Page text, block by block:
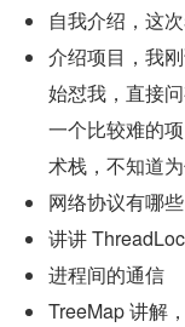
自我介绍，这
介绍项目，我
始怼我，直接
一个比较难的
术栈，不知道
网络协议有哪些
讲讲
进程间的通信
TreeMap 讲解